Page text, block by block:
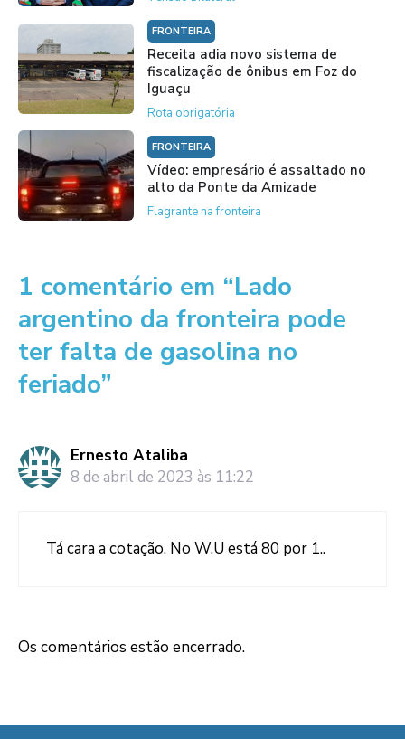
FRONTEIRA
Receita adia novo sistema de
fiscalização de ônibus em Foz do
Iguaçu
Rota obrigatória
FRONTEIRA
Vídeo: empresário é assaltado no
alto da Ponte da Amizade
Flagrante na fronteira
1 comentário em “Lado
argentino da fronteira pode
ter falta de gasolina no
feriado”
Ernesto Ataliba
8 de abril de 2023 às 11:22
Tá cara a cotação. No W.U está 80 por 1..
Os comentários estão encerrado.